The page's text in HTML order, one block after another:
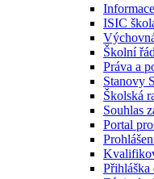
Informace
ISIC
Školní řád
Práva a
Stanovy
Školská
Souhlas
Portal